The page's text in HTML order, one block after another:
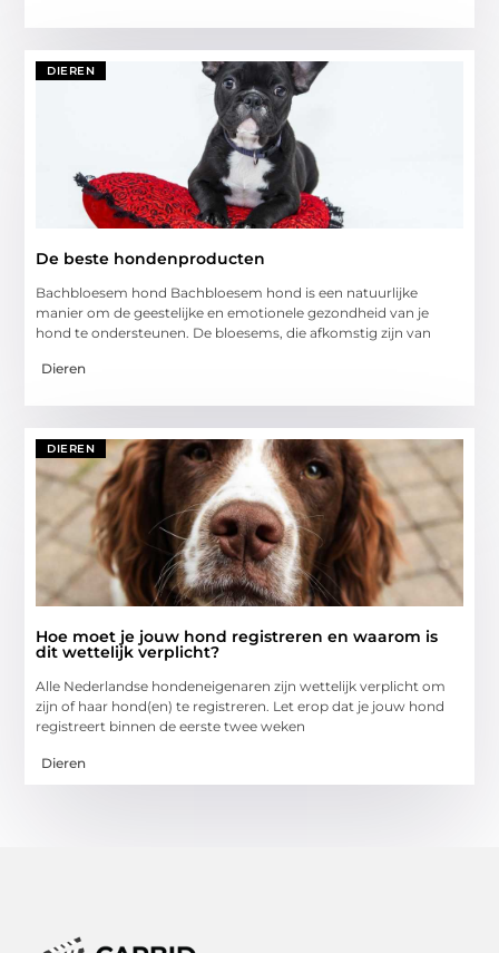
DIEREN
De beste hondenproducten
Bachbloesem hond Bachbloesem hond is een natuurlijke
manier om de geestelijke en emotionele gezondheid van je
hond te ondersteunen. De bloesems, die afkomstig zijn van
Dieren
DIEREN
Hoe moet je jouw hond registreren en waarom is
dit wettelijk verplicht?
Alle Nederlandse hondeneigenaren zijn wettelijk verplicht om
zijn of haar hond(en) te registreren. Let erop dat je jouw hond
registreert binnen de eerste twee weken
Dieren